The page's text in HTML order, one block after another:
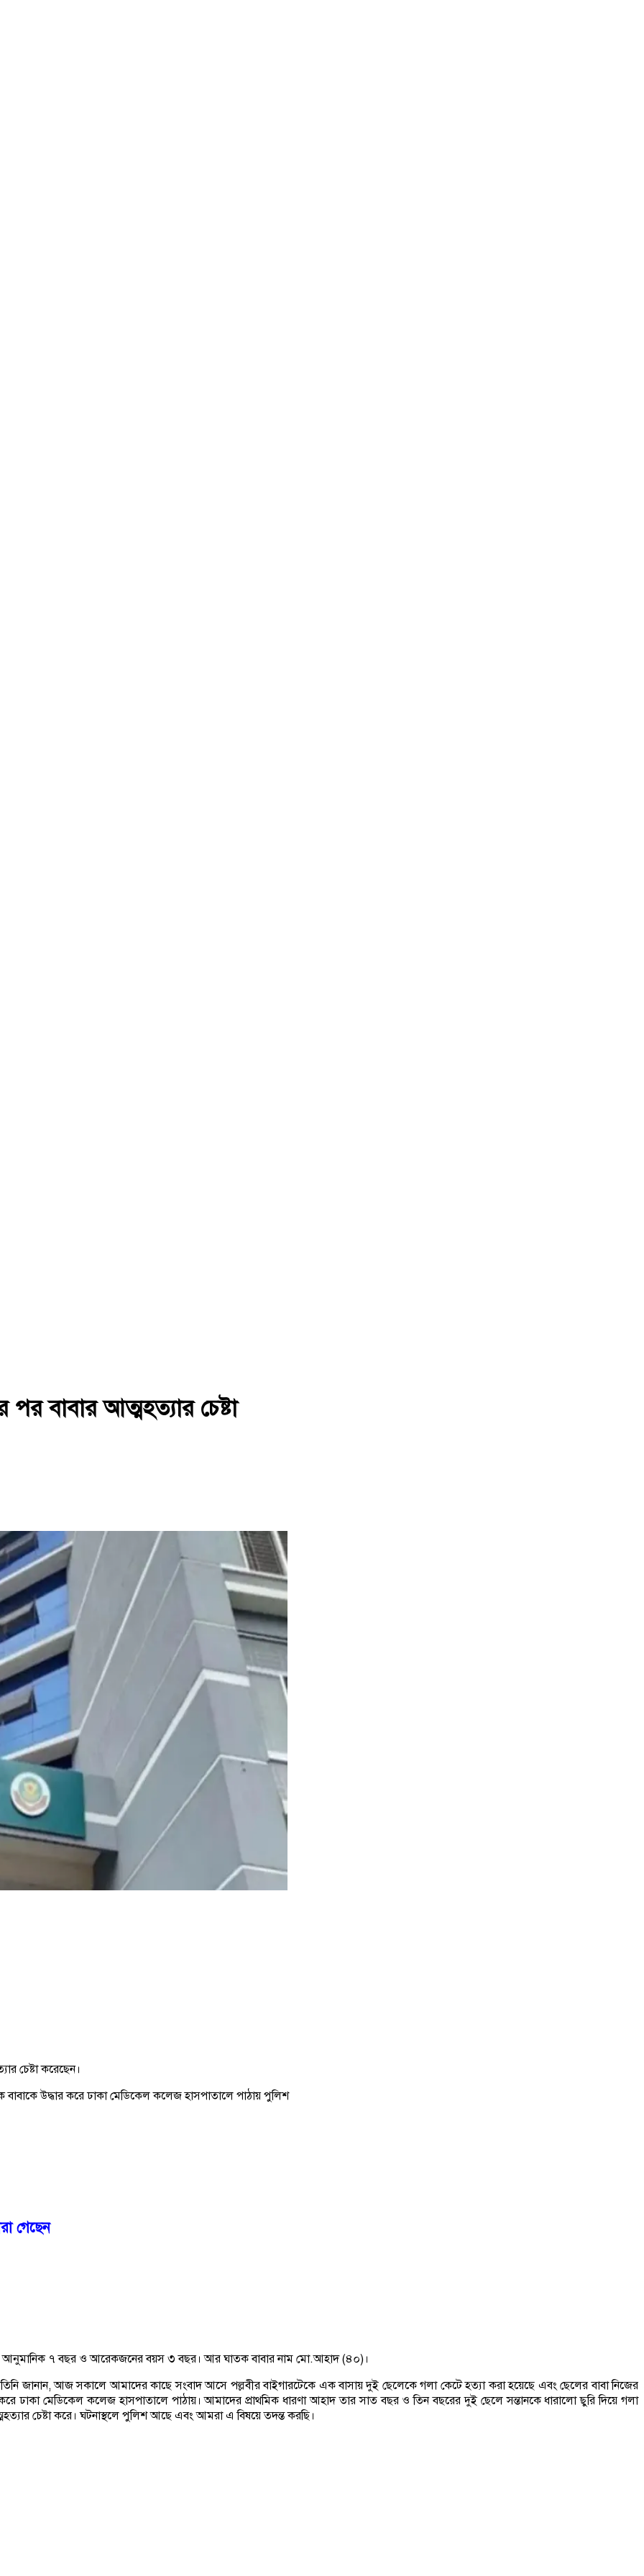
বাবার আত্মহত্যার চেষ্টা
চেষ্টা করেছেন।
বাবাকে উদ্ধার করে ঢাকা মেডিকেল কলেজ হাসপাতালে পাঠায় পুলিশ
গেছেন
আনুমানিক ৭ বছর ও আরেকজনের বয়স ৩ বছর। আর ঘাতক বাবার নাম মো.আহাদ (৪০)।
জানান, আজ সকালে আমাদের কাছে সংবাদ আসে পল্লবীর বাইগারটেকে এক বাসায় দুই ছেলেকে গলা কেটে হত্যা করা হয়েছে এবং ছেলের বাবা নিজের
ঢাকা মেডিকেল কলেজ হাসপাতালে পাঠায়। আমাদের প্রাথমিক ধারণা আহাদ তার সাত বছর ও তিন বছরের দুই ছেলে সন্তানকে ধারালো ছুরি দিয়ে গলা
চেষ্টা করে। ঘটনাস্থলে পুলিশ আছে এবং আমরা এ বিষয়ে তদন্ত করছি।